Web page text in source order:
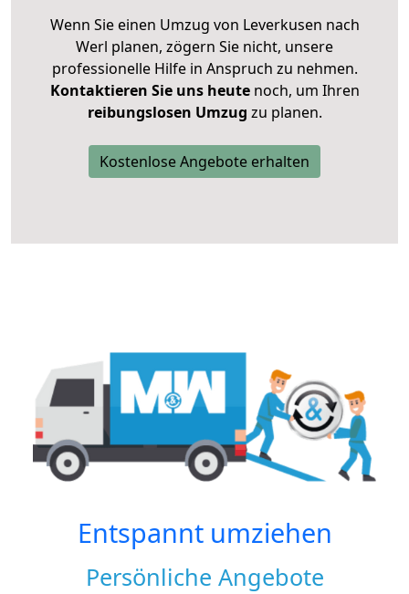
Wenn Sie einen Umzug von Leverkusen nach
Werl planen, zögern Sie nicht, unsere
professionelle Hilfe in Anspruch zu nehmen.
Kontaktieren Sie uns heutenoch, um Ihren
reibungslosen Umzug zu planen.
Kostenlose Angebote erhalten
Entspannt umziehen
Persönliche Angebote